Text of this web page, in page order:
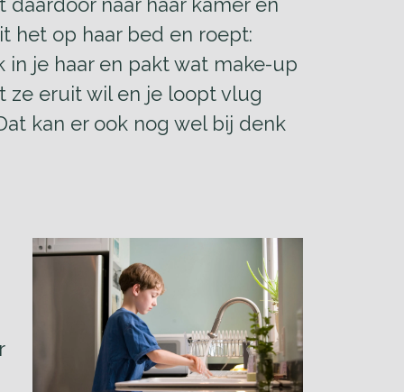
het op haar bed en roept:
in je haar en pakt wat make-up
ze eruit wil en je loopt vlug
kan er ook nog wel bij denk